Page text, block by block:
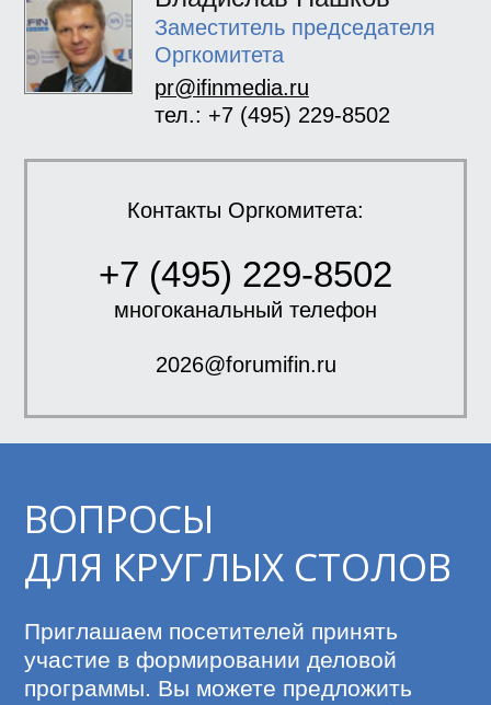
Заместитель председателя
Оргкомитета
pr@ifinmedia.ru
тел.: +7 (495) 229-8502
Контакты Оргкомитета:
+7 (495) 229-8502
многоканальный телефон
2026@forumifin.ru
ВОПРОСЫ
ДЛЯ КРУГЛЫХ СТОЛОВ
Приглашаем посетителей принять
участие в формировании деловой
программы. Вы можете предложить